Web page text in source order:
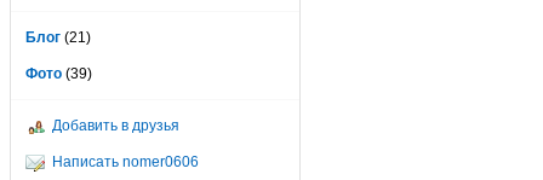
Блог (21)
Фото (39)
Добавить в друзья
Написать nomer0606